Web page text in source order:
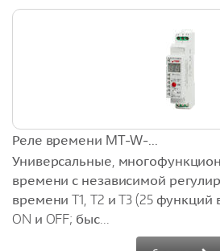
Реле времени MT-W-...
Универсальные,
времени с независимой
времени T1, T2 и T3 (25
ON и OFF; быс...